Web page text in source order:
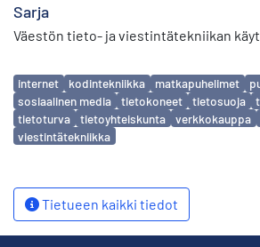
Sarja
Väestön tieto- ja viestintätekniikan
Avainsanat
internet kodintekniikka matkapuhelimet
sosiaalinen media
tietokoneet tietosuoja
tietoturva
tietoyhteiskunta verkkokauppa
viestintätekniikka
Tietueen kaikki tiedot